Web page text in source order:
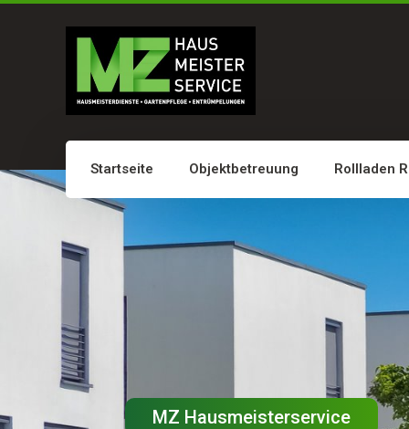
Startseite Objektbetreuung Rollladen
MZ Hausmeisterservice